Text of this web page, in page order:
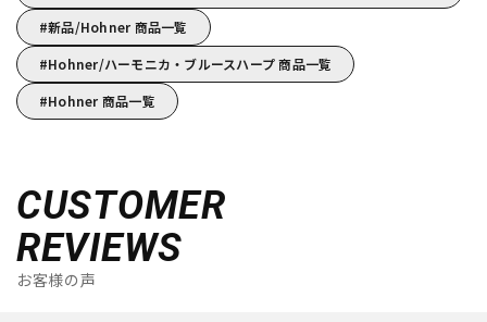
新品/Hohner 商品一覧
Hohner/ハーモニカ・ブルースハープ 商品一覧
Hohner 商品一覧
CUSTOMER
REVIEWS
お客様の声